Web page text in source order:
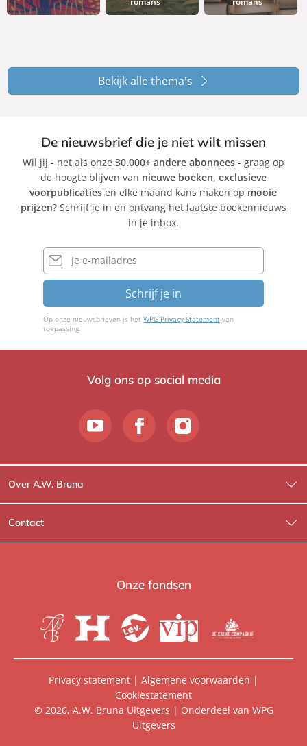
Bekijk alle thema's
De nieuwsbrief die je niet wilt missen
Wil jij - net als onze 30.000+ andere abonnees- graag op
de hoogte blijven van nieuwe boeken, exclusieve
voorpublicaties en elke maand kans maken op mooie
prijzen? Schrijf je in en ontvang het laatste boekennieuws
in je inbox.
E-
mailadres
Schrijf je in
Op onze nieuwsbrieven is hetWPG Privacy Statement van
toepassing.
Volg ons op social media
Over A.W. Bruna
Wat wij doen
Wie is Wie?
Heartbeat
Aanbiedingsbrochures
Contact
Contactinformatie
Voor de boekhandels
Manuscripten
Onze fondsen
Privacy statement | Algemene voorwaarden |
Cookiestatement
© 2026, A.W. Bruna Uitgevers | Onderdeel van WPG
Uitgevers